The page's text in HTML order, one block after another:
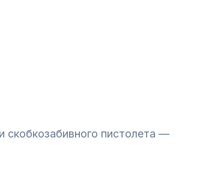
скобкозабивного пистолета —